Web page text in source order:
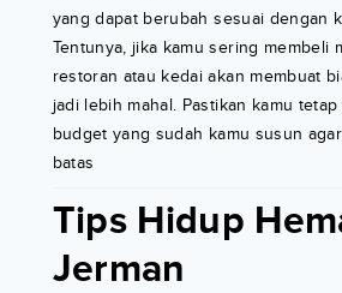
yang dapat berubah sesuai dengan
Tentunya, jika kamu sering membeli
restoran atau kedai akan membuat
jadi lebih mahal. Pastikan kamu
budget yang sudah kamu susun
batas
Tips Hidup
Jerman